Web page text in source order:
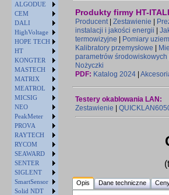
ALGODUE
CEM
DALI
HighVoltage
HOPE TECH
HT
KONGTER
MASTECH
MATRIX
MEATROL
MICSIG
NEO
PeakMeter
PROVA
RAYTECH
RYCOM
SEAWARD
SENTER
SIGLENT
SmartSensor
Solid NDT
Produkty firmy HT-
Producent| Zestawienie
instalacji i jakości energii
termowizyjne
Pomiary
Kalibratory przemysłowe
parametrów środowiskowych
Nożyczki
PDF: Katalog 2024
Testery okablowania LAN:
Zestawienie
Opis Dane techniczne